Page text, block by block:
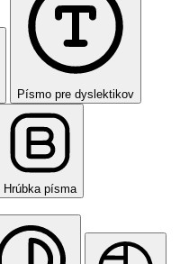
Písmo pre dyslektikov
Hrúbka písma